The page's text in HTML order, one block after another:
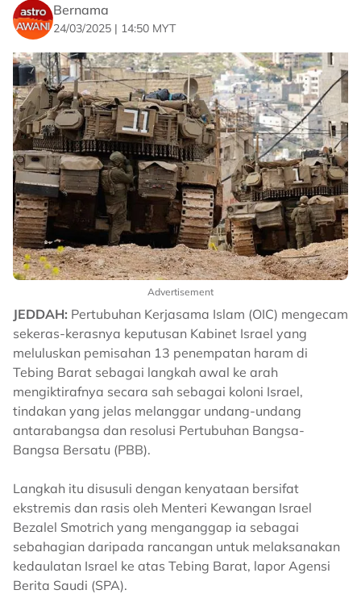
Bernama
24/03/2025 | 14:50 MYT
Advertisement
JEDDAH: Pertubuhan Kerjasama Islam (OIC) mengecam
sekeras-kerasnya keputusan Kabinet Israel yang
meluluskan pemisahan 13 penempatan haram di
Tebing Barat sebagai langkah awal ke arah
mengiktirafnya secara sah sebagai koloni Israel,
tindakan yang jelas melanggar undang-undang
antarabangsa dan resolusi Pertubuhan Bangsa-
Bangsa Bersatu (PBB).
Langkah itu disusuli dengan kenyataan bersifat
ekstremis dan rasis oleh Menteri Kewangan Israel
Bezalel Smotrich yang menganggap ia sebagai
sebahagian daripada rancangan untuk melaksanakan
kedaulatan Israel ke atas Tebing Barat, lapor Agensi
Berita Saudi (SPA).